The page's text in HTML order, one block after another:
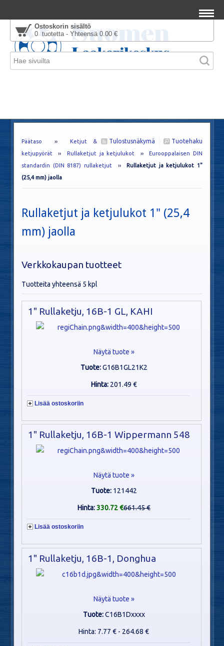
Ostoskorin sisältö
0 tuotetta - Yhteensä 0.00 €
Tuotehaku
Tulostusnäkymä
Päätaso ›› Ketjut &
ketjupyörät ›› Rullaketjut ja ketjulukot ››Eurooppalaisen DIN
standardin (DIN 8187) rullaketjut ›› Rullaketjut ja ketjulukot 1"
(25,4 mm) jaolla
Rullaketjut ja ketjulukot 1" (25,4
mm) jaolla
Verkkokaupan tuotteet
Tuotteita yhteensä 5 kpl
1" Rullaketju, 16B-1 GL, KAHI
Näytä tuote »
Tuote:G16B1GL21K2
Hinta: 201.49 €
Lisää ostoskoriin
1" Rullaketju, 16B-1 Wippermann 548
Näytä tuote »
Tuote: 121442
Hinta:330.72 €661.45 €
Lisää ostoskoriin
1" Rullaketju, 16B-1, Donghua
Näytä tuote »
Tuote:C16B1Dxxxx
Hinta: 7.77 € - 264.68 €